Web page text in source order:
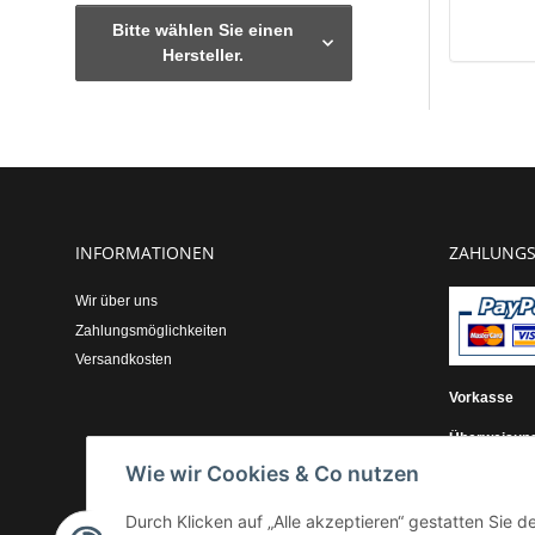
Wie wir Cookies & Co nutzen
Durch Klicken auf „Alle akzeptieren“ gestatten Sie
Bitte wählen Sie einen
Hersteller.
INFORMATIONEN
Wir über uns
Zahlungsmöglichkeiten
Versandkosten
Vorkasse